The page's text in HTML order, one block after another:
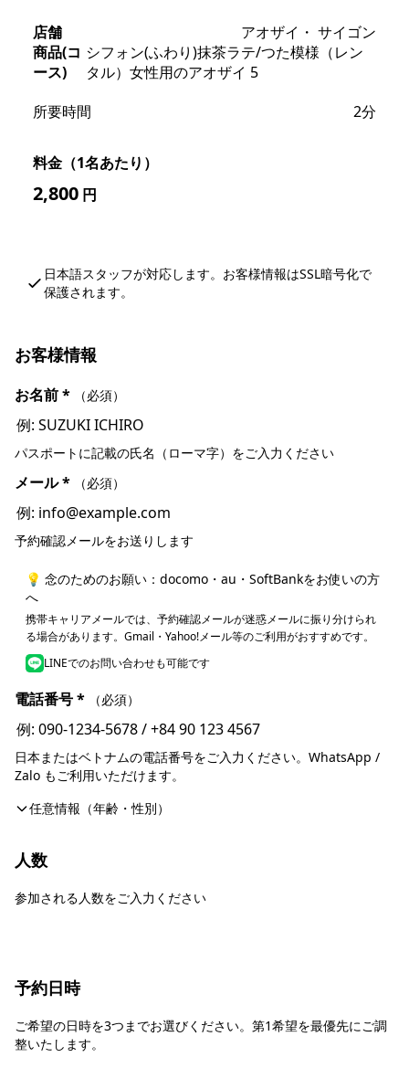
店舗
アオザイ・ サイゴン
商品(コ
ース)
シフォン(ふわり)抹茶ラテ/つた模様（レン
タル）女性用のアオザイ 5
所要時間
2分
料金（1名あたり）
2,800 円
日本語スタッフが対応します。お客様情報はSSL暗号化で
保護されます。
お客様情報
お名前* （必須）
パスポートに記載の氏名（ローマ字）をご入力ください
メール* （必須）
予約確認メールをお送りします
💡 念のためのお願い：docomo・au・SoftBankをお使いの方
へ
携帯キャリアメールでは、予約確認メールが迷惑メールに振り分けられ
る場合があります。Gmail・Yahoo!メール等のご利用がおすすめです。
LINEでのお問い合わせも可能です
電話番号* （必須）
日本またはベトナムの電話番号をご入力ください。WhatsApp /
Zalo もご利用いただけます。
任意情報（年齢・性別）
人数
参加される人数をご入力ください
予約日時
ご希望の日時を3つまでお選びください。第1希望を最優先にご調
整いたします。